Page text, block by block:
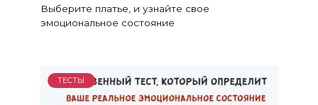
Выберите платье, и узнайте свое
эмоциональное состояние
ТЕСТЫ